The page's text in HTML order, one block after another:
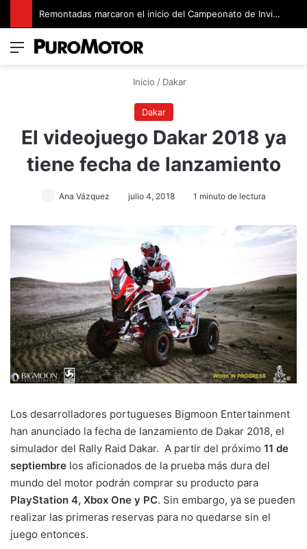
Remontadas marcaron el inicio del Campeonato de Invierno de Kartismo
Menú
Inicio / Dakar
Dakar
El videojuego Dakar 2018 ya
tiene fecha de lanzamiento
Ana Vázquez julio 4, 2018 1 minuto de lectura
Los desarrolladores portugueses Bigmoon Entertainment
han anunciado la fecha de lanzamiento de Dakar 2018, el
simulador del Rally Raid Dakar. A partir del próximo 11 de
septiembre los aficionados de la prueba más dura del
mundo del motor podrán comprar su producto para
PlayStation 4, Xbox One y PC. Sin embargo, ya se pueden
realizar las primeras reservas para no quedarse sin el
juego entonces.